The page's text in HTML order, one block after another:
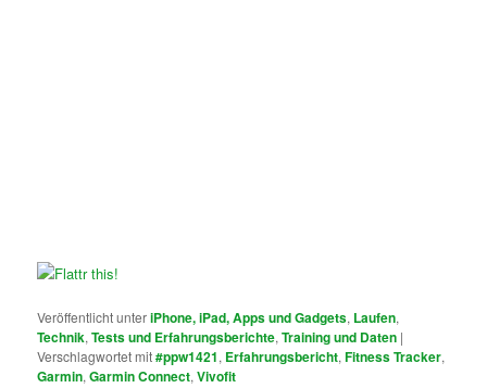
Veröffentlicht unteriPhone, iPad, Apps und Gadgets, Laufen,
Technik,Tests und Erfahrungsberichte,Training und Daten |
Verschlagwortet mit#ppw1421, Erfahrungsbericht,Fitness Tracker,
Garmin,Garmin Connect,Vivofit